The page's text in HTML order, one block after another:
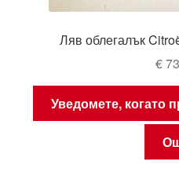
Ляв облегалък
€
Уведомете, когато